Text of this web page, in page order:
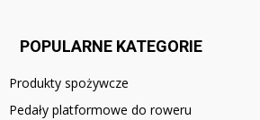
POPULARNE KATEGORIE
Produkty spożywcze
Pedały platformowe do roweru